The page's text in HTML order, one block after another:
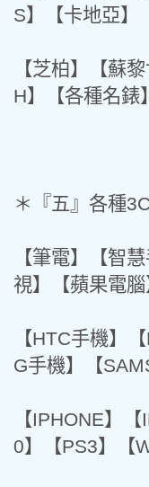
S】【卡地亞】
【芝柏】【蘇
H】【各種名錶
＊『五』各種
【筆電】【智
視】【蘋果電腦
【HTC手機】
G手機】【
【IPHONE】
0】【PS3】【